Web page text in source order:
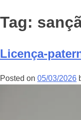
Tag:
Licença-
Posted on 05/03/2026